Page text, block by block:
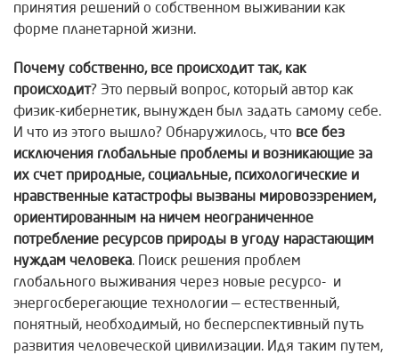
принятия решений о собственном выживании как
форме планетарной жизни.
Почему собственно, все происходит так, как
происходит? Это первый вопрос, который автор как
физик-кибернетик, вынужден был задать самому себе.
И что из этого вышло? Обнаружилось, что все без
исключения глобальные проблемы и возникающие за
их счет природные, социальные, психологические и
нравственные катастрофы вызваны мировоззрением,
ориентированным на ничем неограниченное
потребление ресурсов природы в угоду нарастающим
нуждам человека. Поиск решения проблем
глобального выживания через новые ресурсо- и
энергосберегающие технологии — естественный,
понятный, необходимый, но бесперспективный путь
развития человеческой цивилизации. Идя таким путем,